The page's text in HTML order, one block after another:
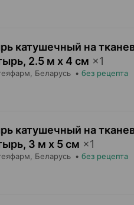
катушечный на
, 2.5 м х 4 см ×1
, Беларусь • без рецепта
катушечный на
, 3 м х 5 см ×1
, Беларусь • без рецепта